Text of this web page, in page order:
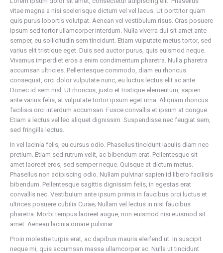
vitae magna a nisi scelerisque dictum vel vel lacus. Ut porttitor quam
quis purus lobortis volutpat. Aenean vel vestibulum risus. Cras posuere
ipsum sed tortor ullamcorper interdum. Nulla viverra dui sit amet ante
semper, eu sollicitudin sem tincidunt. Etiam vulputate metus tortor, sed
varius elit tristique eget. Duis sed auctor purus, quis euismod neque.
Vivamus imperdiet eros a enim condimentum pharetra. Nulla pharetra
accumsan ultricies. Pellentesque commodo, diam eu rhoncus
consequat, orci dolor vulputate nunc, eu luctus lectus elit ac ante.
Donec id sem nisl. Ut rhoncus, justo et tristique elementum, sapien
ante varius felis, at vulputate tortor ipsum eget urna. Aliquam rhoncus
facilisis orci interdum accumsan. Fusce convallis et ipsum at congue.
Etiam a lectus vel leo aliquet dignissim. Suspendisse nec feugiat sem,
sed fringilla lectus.
In vel lacinia felis, eu cursus odio. Phasellus tincidunt iaculis diam nec
pretium. Etiam sed rutrum velit, ac bibendum erat. Pellentesque sit
amet laoreet eros, sed semper neque. Quisque at dictum metus.
Phasellus non adipiscing odio. Nullam pulvinar sapien id libero facilisis
bibendum. Pellentesque sagittis dignissim felis, in egestas erat
convallis nec. Vestibulum ante ipsum primis in faucibus orci luctus et
ultrices posuere cubilia Curae; Nullam vel lectus in nisl faucibus
pharetra. Morbi tempus laoreet augue, non euismod nisi euismod sit
amet. Aenean lacinia ornare pulvinar.
Proin molestie turpis erat, ac dapibus mauris eleifend ut. In suscipit
neque mi, quis accumsan massa ullamcorper ac. Nulla ut tincidunt